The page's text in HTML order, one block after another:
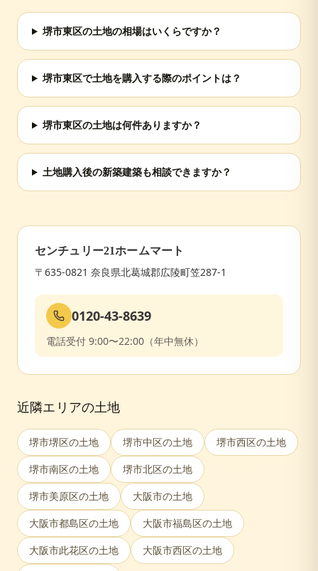
堺市東区の土地の相場はいくらですか？
堺市東区で土地を購入する際のポイントは？
堺市東区の土地は何件ありますか？
土地購入後の新築建築も相談できますか？
センチュリー21ホームマート
〒635-0821 奈良県北葛城郡広陵町笠287-1
0120-43-8639
電話受付 9:00〜22:00（年中無休）
近隣エリアの土地
堺市堺区の土地 堺市中区の土地 堺市西区の土地
堺市南区の土地 堺市北区の土地
堺市美原区の土地 大阪市の土地
大阪市都島区の土地 大阪市福島区の土地
大阪市此花区の土地 大阪市西区の土地